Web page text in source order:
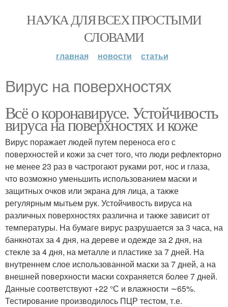
НАУКА ДЛЯ ВСЕХ ПРОСТЫМИ
СЛОВАМИ
главная новости статьи
Вирус на поверхностях
Всё о коронавирусе. Устойчивость
вируса на поверхностях и коже
Вирус поражает людей путем переноса его с
поверхностей и кожи за счет того, что люди рефлекторно
не менее 23 раз в частрогают руками рот, нос и глаза,
что возможно уменьшить использованием маски и
защитных очков или экрана для лица, а также
регулярным мытьем рук. Устойчивость вируса на
различных поверхностях различна и также зависит от
температуры. На бумаге вирус разрушается за 3 часа, на
банкнотах за 4 дня, на дереве и одежде за 2 дня, на
стекле за 4 дня, на металле и пластике за 7 дней. На
внутреннем слое использованной маски за 7 дней, а на
внешней поверхности маски сохраняется более 7 дней.
Данные соответствуют +22 °С и влажности ∼65%.
Тестирование производилось ПЦР тестом, т.е.